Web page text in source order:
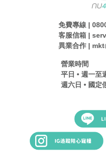
免費專線 |
客服信箱 |
異業合作 |
營業時間
平日 • 週一至
週六日 • 國定